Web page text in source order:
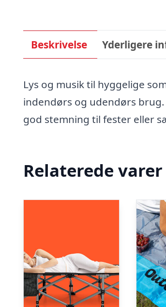
Beskrivelse Yderligere
Lys og musik til hyggelige
indendørs og udendørs
god stemning til fester eller
Relaterede varer